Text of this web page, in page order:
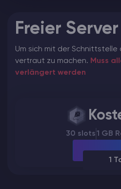
Freier Server
Um sich mit der Schnittstelle
vertraut zu machen. Muss
verlängert werden
30 slots1 GB
1